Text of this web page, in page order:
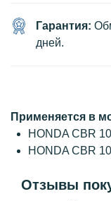
Гарантия:
дней.
Применяется в
HONDA CBR
HONDA CBR
Отзывы